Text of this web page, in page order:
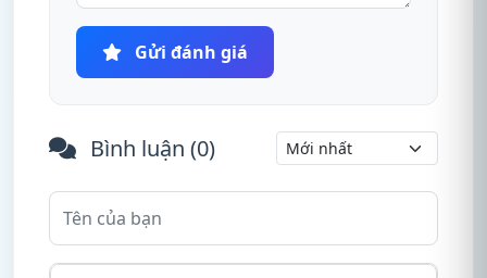
Gửi đánh giá
Bình luận (0)